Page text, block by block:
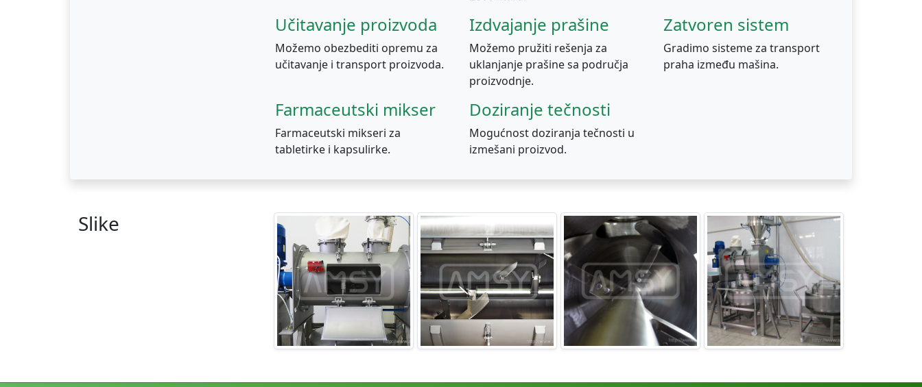
Učitavanje proizvoda
Možemo obezbediti opremu za
učitavanje i transport proizvoda.
Izdvajanje prašine
Možemo pružiti rešenja za
uklanjanje prašine sa područja
proizvodnje.
Zatvoren sistem
Gradimo sisteme za transport
praha između mašina.
Farmaceutski mikser
Farmaceutski mikseri za
tabletirke i kapsulirke.
Doziranje tečnosti
Mogućnost doziranja tečnosti u
izmešani proizvod.
Slike